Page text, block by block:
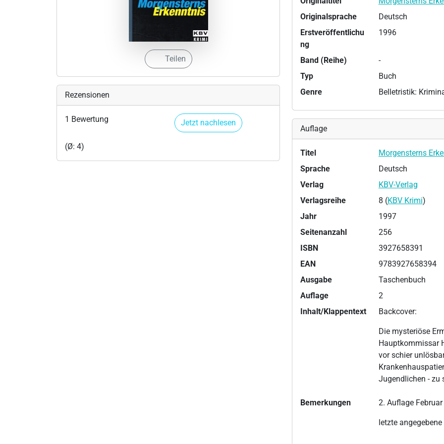
Teilen
Rezensionen
1 Bewertung
(Ø: 4)
Jetzt nachlesen
Originalsprache
Deutsch
Erstveröffentlichu
ng
1996
Band (Reihe)
-
Typ
Buch
Genre
Belletristik:
Auflage
Titel
Morgensterns
Sprache
Deutsch
Verlag
KBV-Verlag
Verlagsreihe
8 (KBV Krimi)
Jahr
1997
Seitenanzahl
256
ISBN
3927658391
EAN
9783927658394
Ausgabe
Taschenbuch
Auflage
2
Inhalt/Klappentext
Backcover:
Die mysteriöse
Hauptkommissar
vor schier
Jugendlichen - zu
Bemerkungen 2. Auflage
letzte